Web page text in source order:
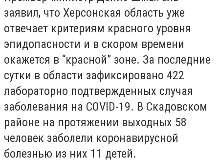
заявил, что Херсонская область уже
отвечает критериям красного уровня
эпидопасности и в скором времени
окажется в “красной” зоне. За последние
сутки в области зафиксировано 422
лабораторно подтвержденных случая
заболевания на COVID-19. В Скадовском
районе на протяжении выходных 58
человек заболели коронавирусной
болезнью из них 11 детей.